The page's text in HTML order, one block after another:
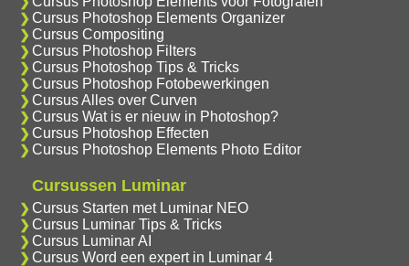
Cursus Photoshop Elements Organizer
Cursus Compositing
Cursus Photoshop Filters
Cursus Photoshop Tips & Tricks
Cursus Photoshop Fotobewerkingen
Cursus Alles over Curven
Cursus Wat is er nieuw in Photoshop?
Cursus Photoshop Effecten
Cursus Photoshop Elements Photo Editor
Cursussen Luminar
Cursus Starten met Luminar NEO
Cursus Luminar Tips & Tricks
Cursus Luminar AI
Cursus Word een expert in Luminar 4